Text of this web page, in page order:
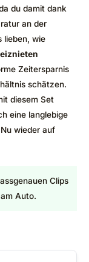
du damit dank
an der
lieben, wie
Zeitersparnis
schätzen.
diesem Set
eine langlebige
wieder auf
Clips
Auto.